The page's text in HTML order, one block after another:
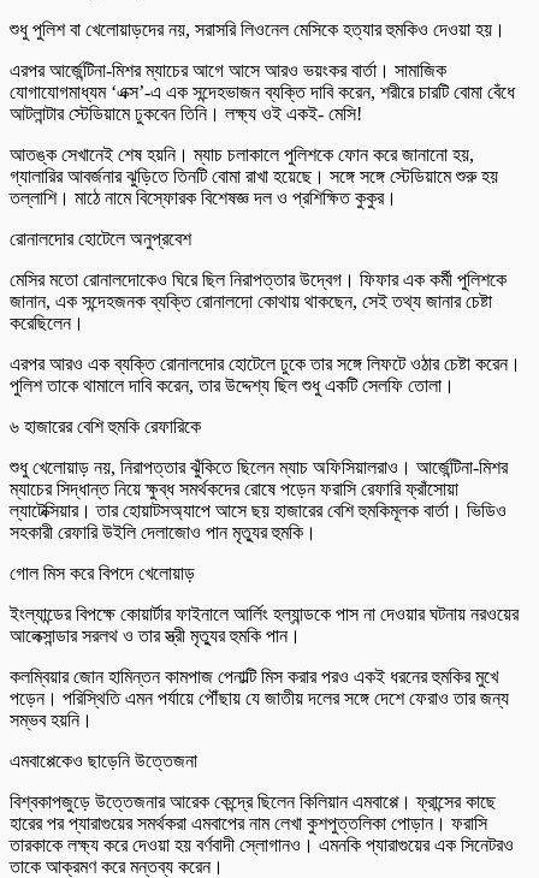
শুধু পুলিশ বা খেলোয়াড়দের নয়, সরাসরি লিওনেল মেসিকে হত্যার হুমকিও দেওয়া হয়।
এরপর আর্জেন্টিনা-মিশর ম্যাচের আগে আসে আরও ভয়ংকর বার্তা। সামাজিক
যোগাযোগমাধ্যম ‘এক্স’-এ এক সন্দেহভাজন ব্যক্তি দাবি করেন, শরীরে চারটি বোমা বেঁধে
আটলান্টার স্টেডিয়ামে ঢুকবেন তিনি। লক্ষ্য ওই একই- মেসি!
আতঙ্ক সেখানেই শেষ হয়নি। ম্যাচ চলাকালে পুলিশকে ফোন করে জানানো হয়,
গ্যালারির আবর্জনার ঝুড়িতে তিনটি বোমা রাখা হয়েছে। সঙ্গে সঙ্গে স্টেডিয়ামে শুরু হয়
তল্লাশি। মাঠে নামে বিস্ফোরক বিশেষজ্ঞ দল ও প্রশিক্ষিত কুকুর।
রোনালদোর হোটেলে অনুপ্রবেশ
মেসির মতো রোনালদোকেও ঘিরে ছিল নিরাপত্তার উদ্বেগ। ফিফার এক কর্মী পুলিশকে
জানান, এক সন্দেহজনক ব্যক্তি রোনালদো কোথায় থাকছেন, সেই তথ্য জানার চেষ্টা
করেছিলেন।
এরপর আরও এক ব্যক্তি রোনালদোর হোটেলে ঢুকে তার সঙ্গে লিফটে ওঠার চেষ্টা করেন।
পুলিশ তাকে থামালে দাবি করেন, তার উদ্দেশ্য ছিল শুধু একটি সেলফি তোলা।
৬ হাজারের বেশি হুমকি রেফারিকে
শুধু খেলোয়াড় নয়, নিরাপত্তার ঝুঁকিতে ছিলেন ম্যাচ অফিসিয়ালরাও। আর্জেন্টিনা-মিশর
ম্যাচের সিদ্ধান্ত নিয়ে ক্ষুব্ধ সমর্থকদের রোষে পড়েন ফরাসি রেফারি ফ্রাঁসোয়া
ল্যাটেক্সিয়ার। তার হোয়াটসঅ্যাপে আসে ছয় হাজারের বেশি হুমকিমূলক বার্তা। ভিডিও
সহকারী রেফারি উইলি দেলাজোও পান মৃত্যুর হুমকি।
গোল মিস করে বিপদে খেলোয়াড়
ইংল্যান্ডের বিপক্ষে কোয়ার্টার ফাইনালে আর্লিং হল্যান্ডকে পাস না দেওয়ার ঘটনায় নরওয়ের
আলেক্সান্ডার সরলথ ও তার স্ত্রী মৃত্যুর হুমকি পান।
কলম্বিয়ার জোন হামিন্তন কামপাজ পেনাল্টি মিস করার পরও একই ধরনের হুমকির মুখে
পড়েন। পরিস্থিতি এমন পর্যায়ে পৌঁছায় যে জাতীয় দলের সঙ্গে দেশে ফেরাও তার জন্য
সম্ভব হয়নি।
এমবাপ্পেকেও ছাড়েনি উত্তেজনা
বিশ্বকাপজুড়ে উত্তেজনার আরেক কেন্দ্রে ছিলেন কিলিয়ান এমবাপ্পে। ফ্রান্সের কাছে
হারের পর প্যারাগুয়ের সমর্থকরা এমবাপের নাম লেখা কুশপুত্তলিকা পোড়ান। ফরাসি
তারকাকে লক্ষ্য করে দেওয়া হয় বর্ণবাদী স্লোগানও। এমনকি প্যারাগুয়ের এক সিনেটরও
তাকে আক্রমণ করে মন্তব্য করেন।